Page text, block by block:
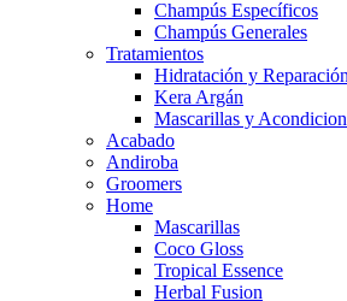
Champús Específicos
Champús Generales
Tratamientos
Hidratación y
Kera Argán
Mascarillas y
Acabado
Andiroba
Groomers
Home
Mascarillas
Coco Gloss
Tropical Essence
Herbal Fusion